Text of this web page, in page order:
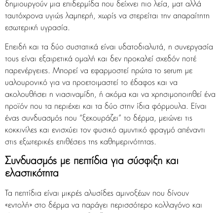
δημιουργούν μια επιδερμίδα που δείχνει πιο λεία, ματ αλλά
ταυτόχρονα υγιώς λαμπερή, χωρίς να στερείται την απαραίτητη
εσωτερική υγρασία.
Επειδή και τα δύο συστατικά είναι υδατοδιαλυτά, η συνεργασία
τους είναι εξαιρετικά ομαλή και δεν προκαλεί σχεδόν ποτέ
παρενέργειες. Μπορεί να εφαρμοστεί πρώτα το serum με
υαλουρονικό για να προετοιμαστεί το έδαφος και να
ακολουθήσει η νιασιναμίδη, ή ακόμα και να χρησιμοποιηθεί ένα
προϊόν που τα περιέχει και τα δύο στην ίδια φόρμουλα. Είναι
ένας συνδυασμός που “ξεκουράζει” το δέρμα, μειώνει τις
κοκκινίλες και ενισχύει τον φυσικό αμυντικό φραγμό απέναντι
στις εξωτερικές επιθέσεις της καθημερινότητας.
Συνδυασμός με πεπτίδια για σύσφιξη και
ελαστικότητα
Τα πεπτίδια είναι μικρές αλυσίδες αμινοξέων που δίνουν
«εντολή» στο δέρμα να παράγει περισσότερο κολλαγόνο και